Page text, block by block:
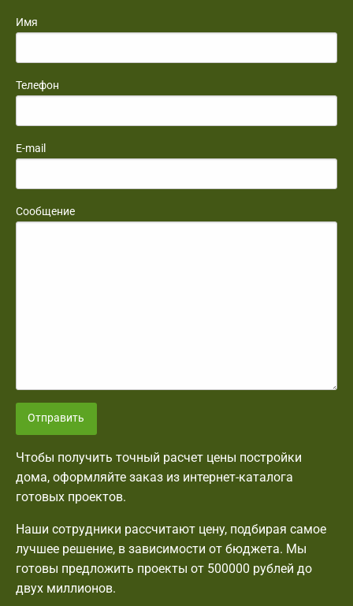
Имя
Телефон
E-mail
Сообщение
Отправить
Чтобы получить точный расчет цены постройки
дома, оформляйте заказ из интернет-каталога
готовых проектов.
Наши сотрудники рассчитают цену, подбирая самое
лучшее решение, в зависимости от бюджета. Мы
готовы предложить проекты от 500000 рублей до
двух миллионов.